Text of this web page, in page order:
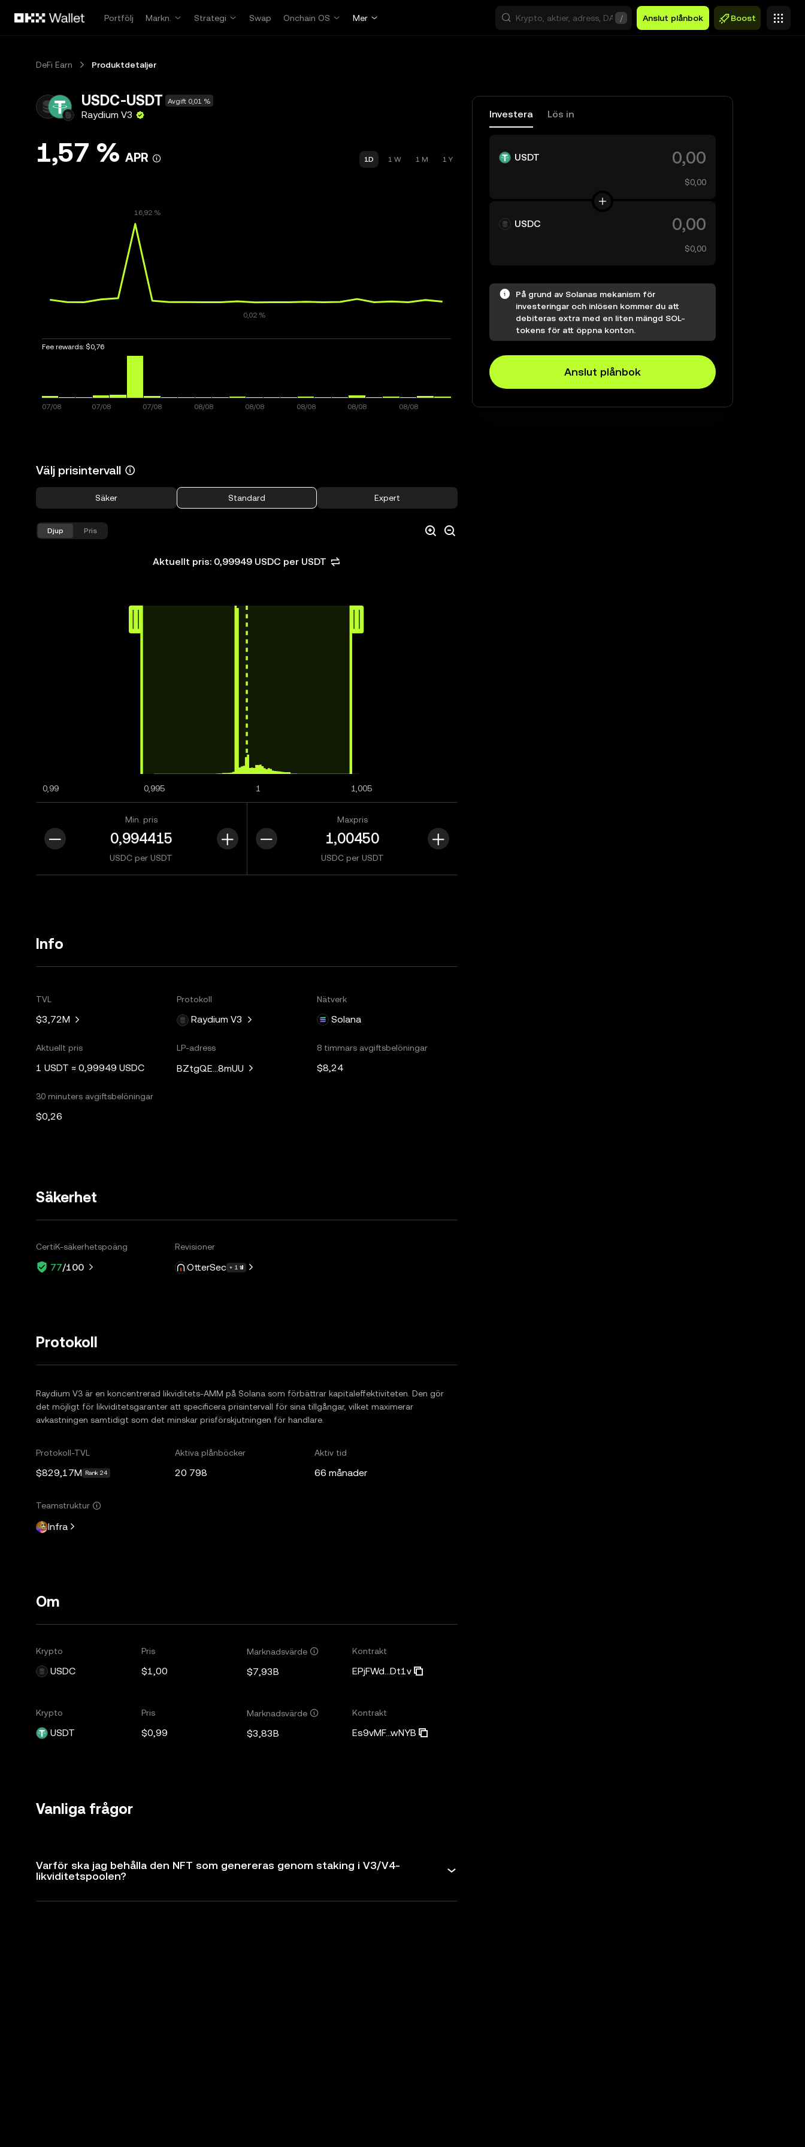
Portfölj
Markn. Strategi Swap Onchain OS Mer / Anslut plånbok Boost
DeFi Earn Produktdetaljer
USDC-USDT Avgift 0,01 %
Raydium V3
1,57 % APR 1D 1 W 1 M 1 Y
Fee rewards: $0,76
Välj prisintervall
Säker Standard Expert
Djup Pris
Aktuellt pris: 0,99949 USDC per USDT
0,99 0,995 1 1,005
Min. pris
USDC per USDT
Maxpris
USDC per USDT
Info
TVL
$3,72M
Protokoll
Raydium V3
Nätverk
Solana
Aktuellt pris
1 USDT ≈ 0,99949 USDC
LP-adress
BZtgQE...8mUU
8 timmars avgiftsbelöningar
$8,24
30 minuters avgiftsbelöningar
$0,26
Säkerhet
CertiK-säkerhetspoäng
77/100
Revisioner
OtterSec + 1 till
Protokoll
Raydium V3 är en koncentrerad likviditets-AMM på Solana som förbättrar kapitaleffektiviteten. Den gör
det möjligt för likviditetsgaranter att specificera prisintervall för sina tillgångar, vilket maximerar
avkastningen samtidigt som det minskar prisförskjutningen för handlare.
Protokoll-TVL
$829,17M Rank 24
Aktiva plånböcker
20 798
Aktiv tid
66 månader
Teamstruktur
Infra
Om
Krypto
USDC
Pris
$1,00
Marknadsvärde
$7,93B
Kontrakt
EPjFWd...Dt1v
Krypto
USDT
Pris
$0,99
Marknadsvärde
$3,83B
Kontrakt
Es9vMF...wNYB
Vanliga frågor
Varför ska jag behålla den NFT som genereras genom staking i V3/V4-
likviditetspoolen?
Investera Lös in
USDT
$0,00
USDC
$0,00
På grund av Solanas mekanism för
investeringar och inlösen kommer du att
debiteras extra med en liten mängd SOL-
tokens för att öppna konton.
Anslut plånbok